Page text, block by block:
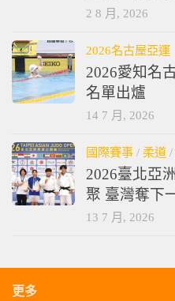
2 8 月, 2026
2026名古屋亞運
2026愛知名
名單出爐
14 7 月, 2026
國際賽事 / 柔道 /
2026臺北亞
聚 臺灣奪下
13 7 月, 2026
更多